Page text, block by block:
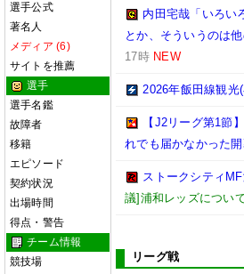
選手公式
著名人
メディア (6)
サイトを推薦
選手
選手名鑑
故障者
移籍
エピソード
契約状況
出場時間
得点・警告
チーム情報
競技場
内田宅哉「いろい
とか、そういうのは
17時 NEW
2026年飯田線観光
【J2リーグ第1節
れでも届かなかった
ストークシティ
議]浦和レッズについ
リーグ戦